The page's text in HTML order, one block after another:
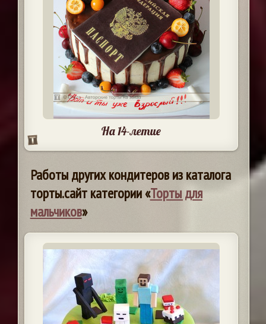
На 14-летие
Работы других кондитеров из каталога
торты.сайт категории «Торты для
мальчиков»